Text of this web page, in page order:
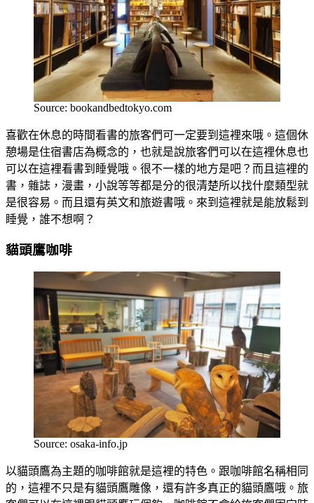
Source: bookandbedtokyo.com
喜歡在休息的時間看書的旅客們可一定要到這裡來哦。這個休
憩場是住宿書店為概念的，也就是說旅客們可以在這裡休息也
可以在這裡看書到睡覺哦。很不一樣的地方是吧？而且這裡的
書，雜誌，漫畫，小說等等都是分的很清楚所以找什麼類型就
是很容易。而且還有英文和旅遊書哦。來到這裡就是能放鬆到
睡覺，誰不想啊？
貓頭鷹咖啡
Source: osaka-info.jp
以貓頭鷹為主題的咖啡館就是這裡的特色。跟咖啡館名稱相同
的，這裡不只是有貓頭鷹雕像，還有許多真正的貓頭鷹哦。旅